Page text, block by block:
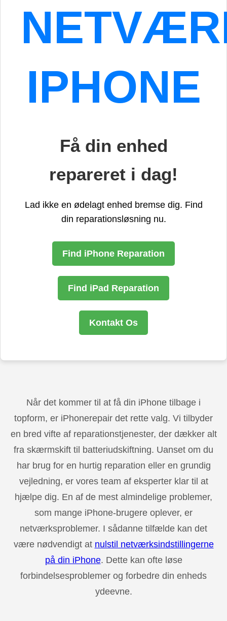
IPHONE
Få din enhed
repareret i dag!
Lad ikke en ødelagt enhed bremse dig. Find
din reparationsløsning nu.
Find iPhone Reparation
Find iPad Reparation
Kontakt Os
Når det kommer til at få din iPhone tilbage i
topform, er iPhonerepair det rette valg. Vi tilbyder
en bred vifte af reparationstjenester, der dækker alt
fra skærmskift til batteriudskiftning. Uanset om du
har brug for en hurtig reparation eller en grundig
vejledning, er vores team af eksperter klar til at
hjælpe dig. En af de mest almindelige problemer,
som mange iPhone-brugere oplever, er
netværksproblemer. I sådanne tilfælde kan det
være nødvendigt at nulstil netværksindstillingerne
på din iPhone. Dette kan ofte løse
forbindelsesproblemer og forbedre din enheds
ydeevne.